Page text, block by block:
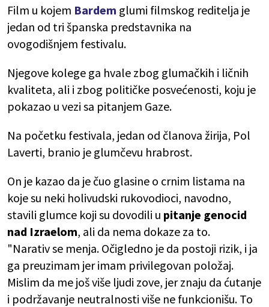
Film u kojem Bardem glumi filmskog reditelja je
jedan od tri španska predstavnika na
ovogodišnjem festivalu.
Njegove kolege ga hvale zbog glumačkih i ličnih
kvaliteta, ali i zbog političke posvećenosti, koju je
pokazao u vezi sa pitanjem Gaze.
Na početku festivala, jedan od članova žirija, Pol
Laverti, branio je glumčevu hrabrost.
On je kazao da je čuo glasine o crnim listama na
koje su neki holivudski rukovodioci, navodno,
stavili glumce koji su dovodili u pitanje genocid
nad Izraelom, ali da nema dokaze za to.
"Narativ se menja. Očigledno je da postoji rizik, i ja
ga preuzimam jer imam privilegovan položaj.
Mislim da me još više ljudi zove, jer znaju da ćutanje
i podržavanje neutralnosti više ne funkcionišu. To